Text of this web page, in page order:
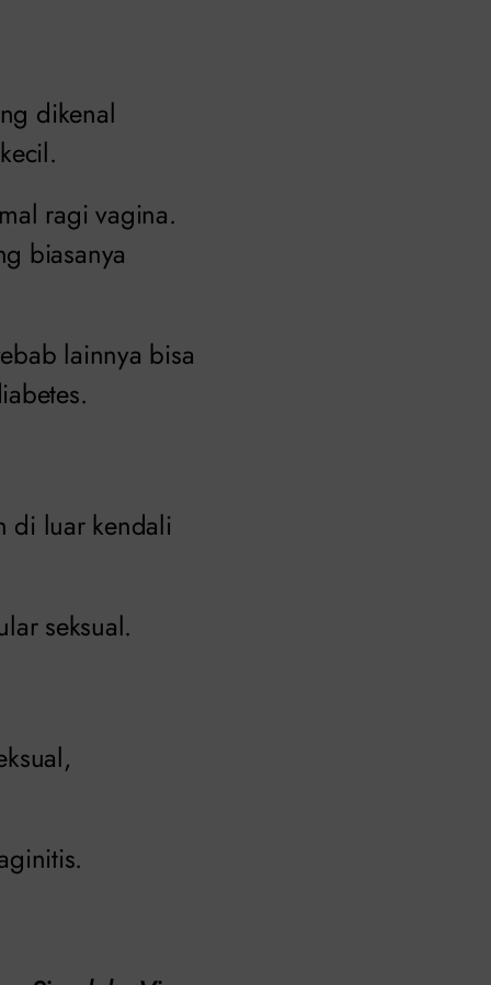
dikenal
ragi vagina.
biasanya
lainnya bisa
di luar kendali
seksual.